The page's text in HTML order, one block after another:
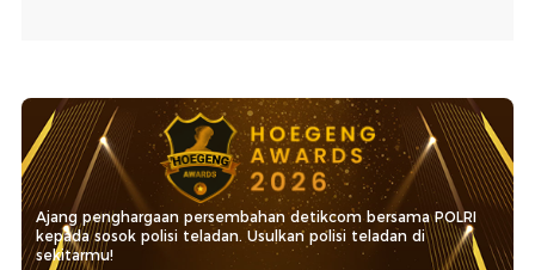
Ajang penghargaan persembahan detikcom bersama POLRI
kepada sosok polisi teladan. Usulkan polisi teladan di
sekitarmu!